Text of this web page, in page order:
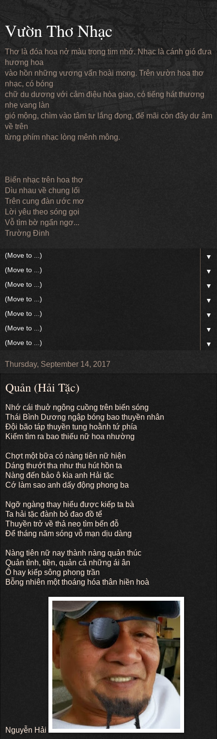
Vườn Thơ Nhạc
Thơ là đóa hoa nở màu trong tim nhớ. Nhạc là cánh gió đưa
hương hoa
vào hồn những vương vấn hoài mong. Trên vườn hoa thơ
nhạc, có bóng
chữ du dương với cảm điệu hòa giao, có tiếng hát thương
nhẹ vang làn
gió mộng, chìm vào tâm tư lắng đọng, để mãi còn đây dư âm
về trên
từng phím nhạc lòng mênh mông.
Biển nhạc trên hoa thơ
Dìu nhau về chung lối
Trên cung đàn ước mơ
Lời yêu theo sóng gọi
Vỗ tìm bờ ngẩn ngơ...
Trường Đinh
▼
▼
▼
▼
▼
▼
▼
Thursday, September 14, 2017
Quản (Hải Tặc)
Nhớ cái thuở ngông cuồng trên biển sóng
Thái Bình Dương ngập bóng bao thuyền nhân
Đội bão táp thuyền tung hoằnh tứ phía
Kiếm tìm ra bao thiếu nữ hoa nhường
Chợt một bữa có nàng tiên nữ hiện
Dáng thướt tha như thu hút hồn ta
Nàng đến bảo ô kìa anh Hải tặc
Cớ làm sao anh dấy động phong ba
Ngỡ ngàng thay hiểu được kiếp ta bà
Ta hải tặc đành bỏ đao đồ tể
Thuyền trở về thả neo tìm bến đỗ
Để tháng năm sóng vỗ mạn dịu dàng
Nàng tiên nữ nay thành nàng quản thúc
Quản tình, tiền, quản cả những ái ân
Ô hay kiếp sông phong trần
Bỗng nhiên một thoáng hóa thân hiền hoà
Nguyễn Hải